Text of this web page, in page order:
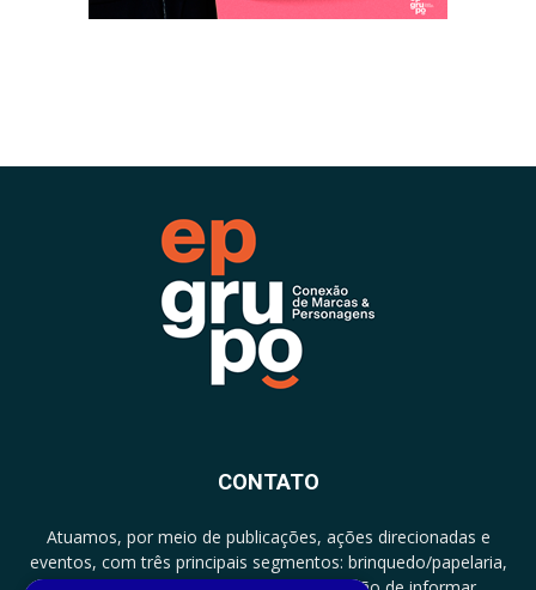
CONTATO
Atuamos, por meio de publicações, ações direcionadas e
eventos, com três principais segmentos: brinquedo/papelaria,